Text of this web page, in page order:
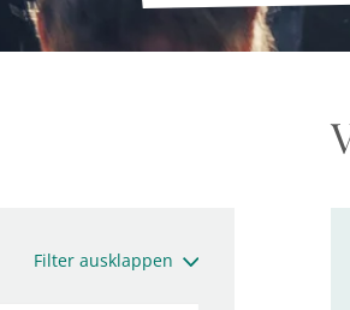
Filter ausklappen